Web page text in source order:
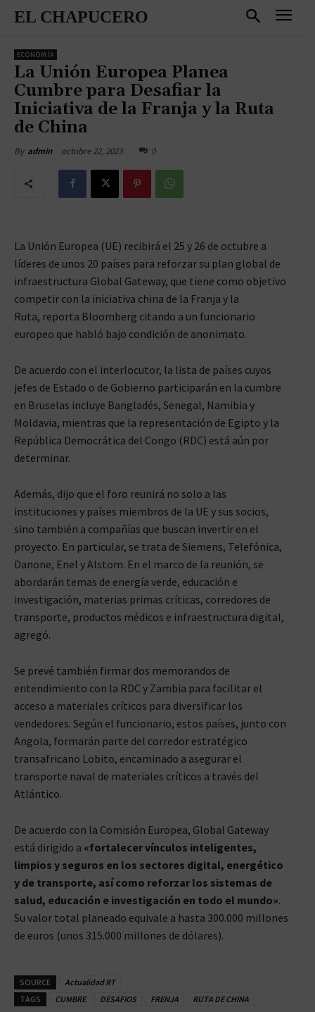
EL CHAPUCERO
ECONOMÍA
La Unión Europea Planea
Cumbre para Desafiar la
Iniciativa de la Franja y la Ruta
de China
By admin octubre 22, 2023 0
La Unión Europea (UE) recibirá el 25 y 26 de octubre a
líderes de unos 20 países para reforzar su plan global de
infraestructura Global Gateway, que tiene como objetivo
competir con la iniciativa china de la Franja y la
Ruta, reporta Bloomberg citando a un funcionario
europeo que habló bajo condición de anonimato.
De acuerdo con el interlocutor, la lista de países cuyos
jefes de Estado o de Gobierno participarán en la cumbre
en Bruselas incluye Bangladés, Senegal, Namibia y
Moldavia, mientras que la representación de Egipto y la
República Democrática del Congo (RDC) está aún por
determinar.
Además, dijo que el foro reunirá no solo a las
instituciones y países miembros de la UE y sus socios,
sino también a compañías que buscan invertir en el
proyecto. En particular, se trata de Siemens, Telefónica,
Danone, Enel y Alstom. En el marco de la reunión, se
abordarán temas de energía verde, educación e
investigación, materias primas críticas, corredores de
transporte, productos médicos e infraestructura digital,
agregó.
Se prevé también firmar dos memorandos de
entendimiento con la RDC y Zambia para facilitar el
acceso a materiales críticos para diversificar los
vendedores. Según el funcionario, estos países, junto con
Angola, formarán parte del corredor estratégico
transafricano Lobito, encaminado a asegurar el
transporte naval de materiales críticos a través del
Atlántico.
De acuerdo con la Comisión Europea, Global Gateway
está dirigido a «fortalecer vínculos inteligentes,
limpios y seguros en los sectores digital, energético
y de transporte, así como reforzar los sistemas de
salud, educación e investigación en todo el mundo».
Su valor total planeado equivale a hasta 300.000 millones
de euros (unos 315.000 millones de dólares).
SOURCE
Actualidad RT
TAGS
CUMBRE DESAFIOS FRENJA
RUTA DE CHINA